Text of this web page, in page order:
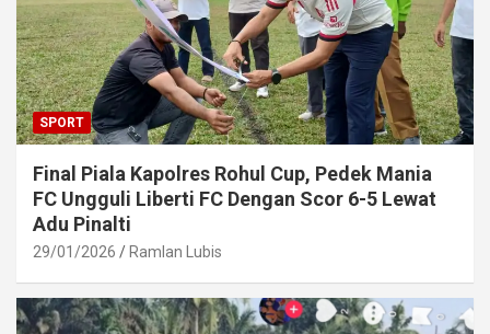
SPORT
Final Piala Kapolres Rohul Cup, Pedek Mania
FC Ungguli Liberti FC Dengan Scor 6-5 Lewat
Adu Pinalti
29/01/2026 Ramlan Lubis